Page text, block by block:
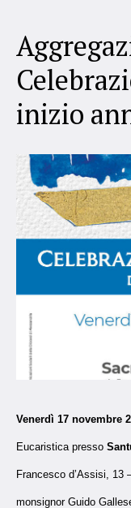
inizio
Venerdì 17 novembre
Eucaristica presso
Francesco d’Assisi, 13
monsignor Guido